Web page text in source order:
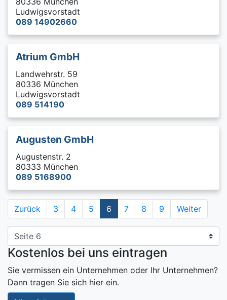
Ludwigsvorstadt
089 14902660
Atrium GmbH
Landwehrstr. 59
80336 München
Ludwigsvorstadt
089 514190
Augusten GmbH
Augustenstr. 2
80333 München
089 5168900
Zurück 3 4 5 6 7 8 9 Weiter
Kostenlos bei uns eintragen
Sie vermissen ein Unternehmen oder Ihr Unternehmen?
Dann tragen Sie sich hier ein.